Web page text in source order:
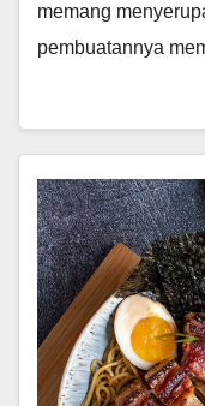
memang
pembuatannya